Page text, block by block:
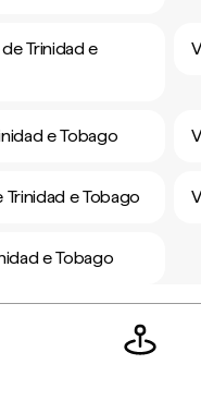
Trinidad e
e Tobago
e Tobago
e Tobago